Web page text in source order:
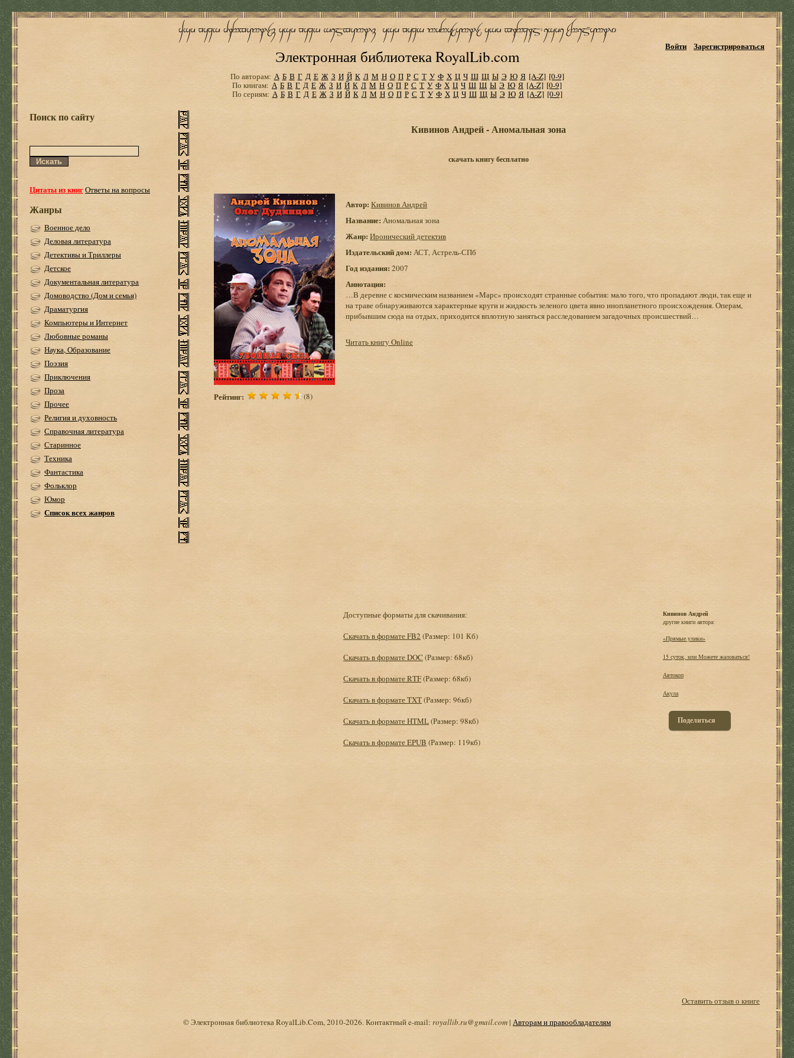
Электронная библиотека RoyalLib.com
Войти Зарегистрироваться
По авторам: А Б В Г Д Е Ж З И Й К Л М Н О П Р С Т У Ф Х Ц Ч Ш Щ Ы Э Ю Я [A-Z] [0-9]
По книгам: А Б В Г Д Е Ж З И Й К Л М Н О П Р С Т У Ф Х Ц Ч Ш Щ Ы Э Ю Я [A-Z] [0-9]
По сериям: А Б В Г Д Е Ж З И Й К Л М Н О П Р С Т У Ф Х Ц Ч Ш Щ Ы Э Ю Я [A-Z] [0-9]
Поиск по сайту
Цитаты из книгОтветы на вопросы
Жанры
Военное дело
Деловая литература
Детективы и Триллеры
Детское
Документальная литература
Домоводство (Дом и семья)
Драматургия
Компьютеры и Интернет
Любовные романы
Наука, Образование
Поэзия
Приключения
Проза
Прочее
Религия и духовность
Справочная литература
Старинное
Техника
Фантастика
Фольклор
Юмор
Список всех жанров
Кивинов Андрей - Аномальная зона
скачать книгу бесплатно
Рейтинг: (8)
Автор: Кивинов Андрей
Название: Аномальная зона
Жанр: Иронический детектив
Издательский дом: АСТ, Астрель-СПб
Год издания: 2007
Аннотация:
…В деревне с космическим названием «Марс» происходят странные события: мало того, что пропадают люди, так еще и
на траве обнаруживаются характерные круги и жидкость зеленого цвета явно инопланетного происхождения. Операм,
прибывшим сюда на отдых, приходится вплотную заняться расследованием загадочных происшествий…
Читать книгу Online
Доступные форматы для скачивания:
Скачать в формате FB2 (Размер: 101 Кб)
Скачать в формате DOC (Размер: 68кб)
Скачать в формате RTF(Размер: 68кб)
Скачать в формате TXT(Размер: 96кб)
Скачать в формате HTML(Размер: 98кб)
Скачать в формате EPUB (Размер: 119кб)
Кивинов Андрей
другие книги автора:
«Прямые улики»
15 суток, или Можете жаловаться!
Автокоп
Акула
Поделиться
Оставить отзыв о книге
© Электронная библиотека RoyalLib.Com, 2010-2026. Контактный e-mail: royallib.ru@gmail.com| Авторам и правообладателям